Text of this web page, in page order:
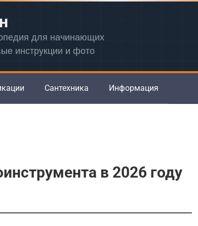
для начинающих
инструкции и фото
Сантехника Информация
в 2026 году